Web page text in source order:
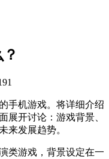
机游戏。将详细介绍
展开讨论：游戏背景、
来发展趋势。
游戏，背景设定在一